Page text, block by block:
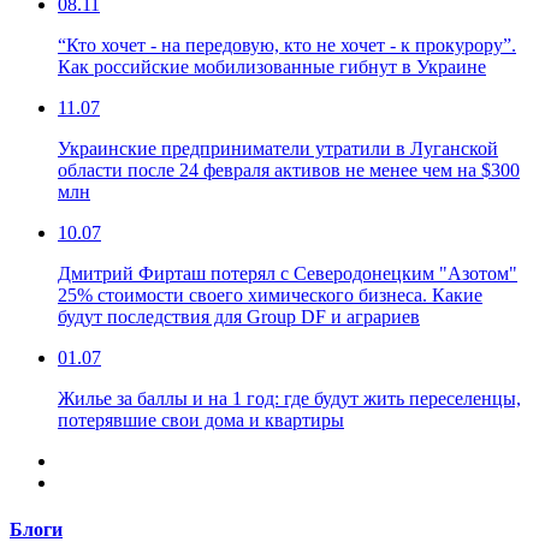
08.11
“Кто хочет - на передовую, кто не хочет - к прокурору”.
Как российские мобилизованные гибнут в Украине
11.07
Украинские предприниматели утратили в Луганской
области после 24 февраля активов не менее чем на $300
млн
10.07
Дмитрий Фирташ потерял с Северодонецким "Азотом"
25% стоимости своего химического бизнеса. Какие
будут последствия для Group DF и аграриев
01.07
Жилье за баллы и на 1 год: где будут жить переселенцы,
потерявшие свои дома и квартиры
Блоги